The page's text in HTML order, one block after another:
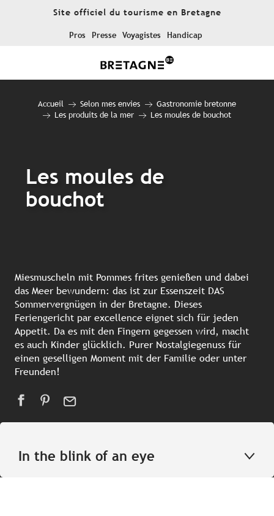
Site officiel du tourisme en Bretagne
Pros Presse Voyagistes Handicap
Accueil Selon mes envies
Gastronomie bretonne
Les produits de la mer
Les moules de bouchot
Les moules de
bouchot
Miesmuscheln mit Pommes frites genießen und dabei
das Meer bewundern: das ist zur Essenszeit DAS
Sommervergnügen in der Bretagne. Dieses
Feriengericht par excellence eignet sich für jeden
Appetit. Da es mit den Fingern gegessen wird, macht
es auch Kinder glücklich. Purer Nostalgiegenuss für
einen geselligen Moment mit der Familie oder unter
Freunden!
In the blink of an eye